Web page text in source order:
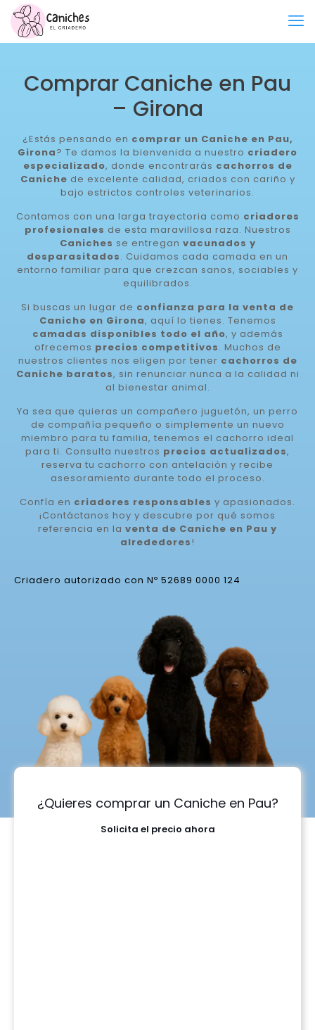
Comprar Caniche en Pau
– Girona
¿Estás pensando en comprar un Caniche en Pau,
Girona? Te damos la bienvenida a nuestro criadero
especializado, donde encontrarás cachorros de
Caniche de excelente calidad, criados con cariño y
bajo estrictos controles veterinarios.
Contamos con una larga trayectoria como criadores
profesionales de esta maravillosa raza. Nuestros
Caniches se entregan vacunados y
desparasitados. Cuidamos cada camada en un
entorno familiar para que crezcan sanos, sociables y
equilibrados.
Si buscas un lugar de confianza para la venta de
Caniche en Girona, aquí lo tienes. Tenemos
camadas disponibles todo el año, y además
ofrecemos precios competitivos. Muchos de
nuestros clientes nos eligen por tener cachorros de
Caniche baratos, sin renunciar nunca a la calidad ni
al bienestar animal.
Ya sea que quieras un compañero juguetón, un perro
de compañía pequeño o simplemente un nuevo
miembro para tu familia, tenemos el cachorro ideal
para ti. Consulta nuestros precios actualizados,
reserva tu cachorro con antelación y recibe
asesoramiento durante todo el proceso.
Confía en criadores responsables y apasionados.
¡Contáctanos hoy y descubre por qué somos
referencia en la venta de Caniche en Pau y
alrededores!
Criadero autorizado con Nº 52689 0000 124
¿Quieres comprar un Caniche en Pau?
Solicita el precio ahora